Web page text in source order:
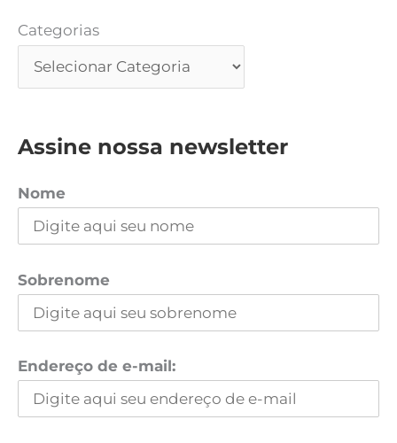
Categorias
Assine nossa newsletter
Nome
Sobrenome
Endereço de e-mail: